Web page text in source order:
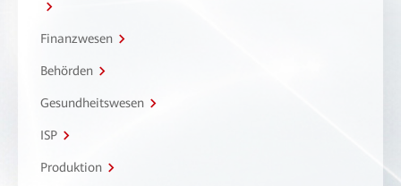
Finanzwesen
Behörden
Gesundheitswesen
ISP
Produktion